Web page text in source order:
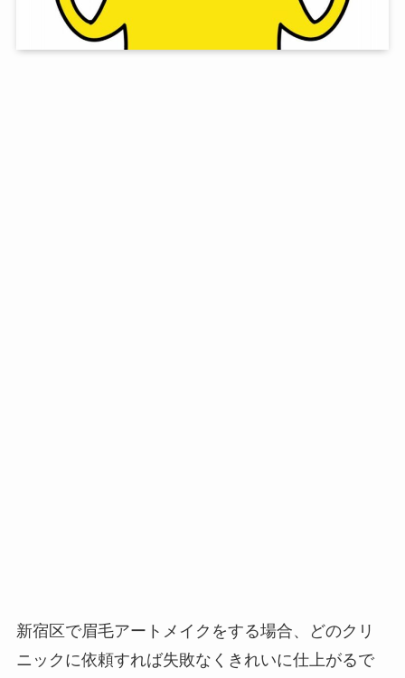
新宿区で眉毛アートメイクをする場合、
どのクリ
ニックに依頼すれば失敗なくきれいに仕上がるで